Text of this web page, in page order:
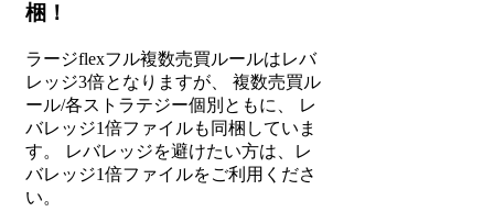
梱！
ラージflexフル複数売買ルールはレバ
レッジ3倍となりますが、 複数売買ル
ール/各ストラテジー個別ともに、 レ
バレッジ1倍ファイルも同梱していま
す。 レバレッジを避けたい方は、レ
バレッジ1倍ファイルをご利用くださ
い。